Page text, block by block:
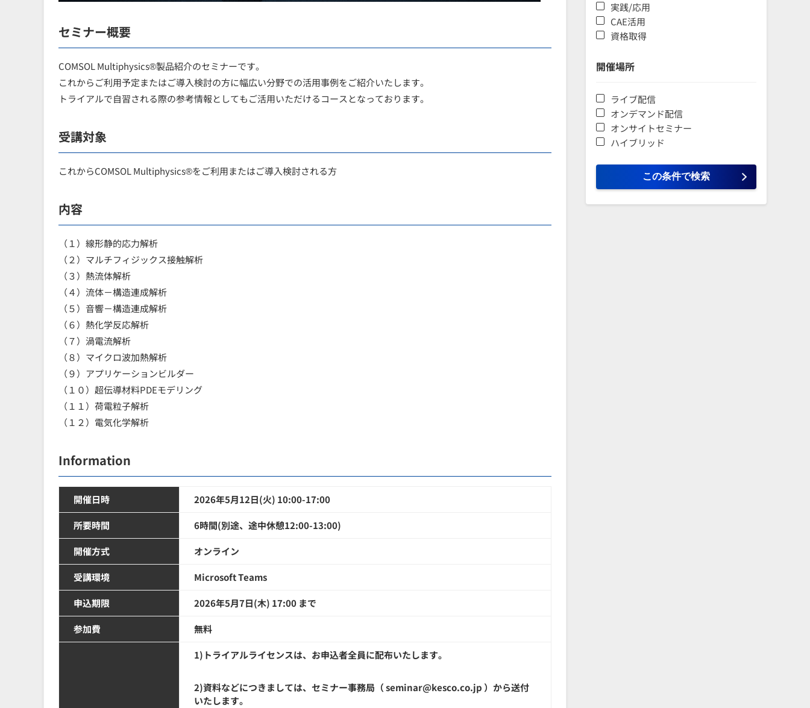
セミナー概要
COMSOL Multiphysics®製品紹介のセミナーです。
これからご利用予定またはご導入検討の方に幅広い分野での活用事例をご紹介いたします。
トライアルで自習される際の参考情報としてもご活用いただけるコースとなっております。
受講対象
これからCOMSOL Multiphysics®をご利用またはご導入検討される方
内容
（１）線形静的応力解析
（２）マルチフィジックス接触解析
（３）熱流体解析
（４）流体－構造連成解析
（５）音響－構造連成解析
（６）熱化学反応解析
（７）渦電流解析
（８）マイクロ波加熱解析
（９）アプリケーションビルダー
（１０）超伝導材料PDEモデリング
（１１）荷電粒子解析
（１２）電気化学解析
Information
開催日時 2026年5月12日(火) 10:00-17:00
所要時間 6時間(別途、途中休憩12:00-13:00)
開催方式 オンライン
受講環境 Microsoft Teams
申込期限 2026年5月7日(木) 17:00 まで
参加費 無料
1)トライアルライセンスは、お申込者全員に配布いたします。
2)資料などにつきましては、セミナー事務局（ seminar@kesco.co.jp ）から送付
いたします。
実践/応用
CAE活用
資格取得
開催場所
ライブ配信
オンデマンド配信
オンサイトセミナー
ハイブリッド